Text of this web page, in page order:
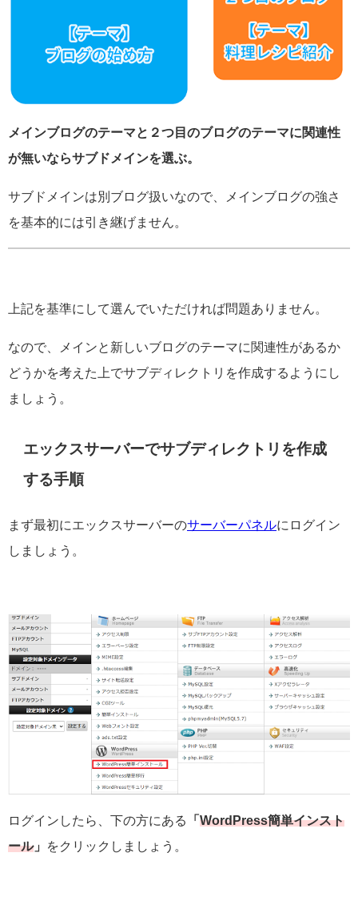
メインブログのテーマと２つ目のブログのテーマに関連性
が無いならサブドメインを選ぶ。
サブドメインは別ブログ扱いなので、メインブログの強さ
を基本的には引き継げません。
上記を基準にして選んでいただければ問題ありません。
なので、メインと新しいブログのテーマに関連性があるか
どうかを考えた上でサブディレクトリを作成するようにし
ましょう。
エックスサーバーでサブディレクトリを作成
する手順
まず最初にエックスサーバーのサーバーパネルにログイン
しましょう。
ログインしたら、下の方にある 「 WordPress簡単インスト
ール」 をクリックしましょう。